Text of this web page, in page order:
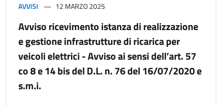
AVVISI 12 MARZO 2025
Avviso ricevimento istanza di realizzazione
e gestione infrastrutture di ricarica per
veicoli elettrici - Avviso ai sensi dell’art. 57
co 8 e 14 bis del D.L. n. 76 del 16/07/2020 e
s.m.i.